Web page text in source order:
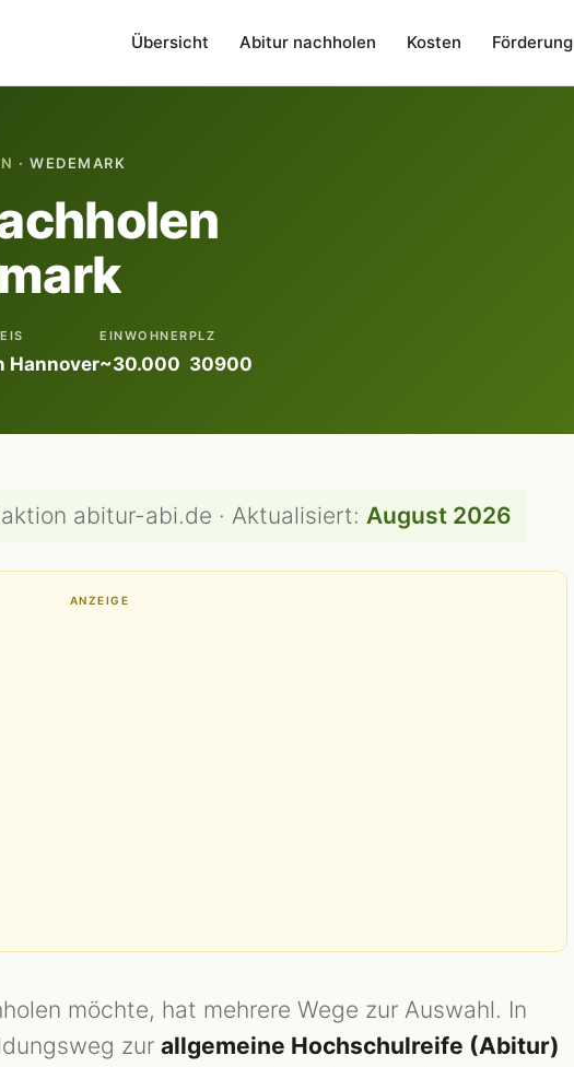
Übersicht Abitur nachholen Kosten Förderung
· WEDEMARK
Hannover
EINWOHNER
~30.000
PLZ
30900
abitur-abi.de · Aktualisiert: August 2026
ANZEIGE
möchte, hat mehrere Wege zur Auswahl. In
zur allgemeine Hochschulreife (Abitur)